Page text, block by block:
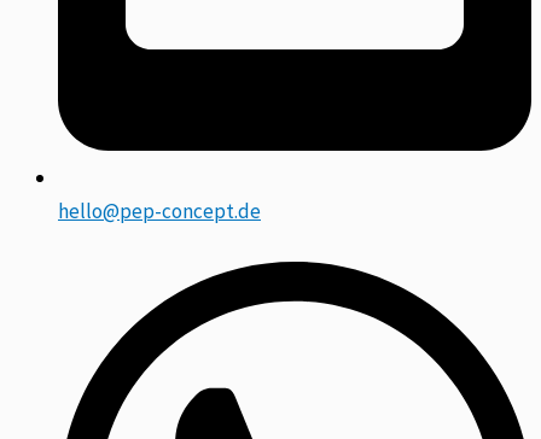
hello@pep-concept.de